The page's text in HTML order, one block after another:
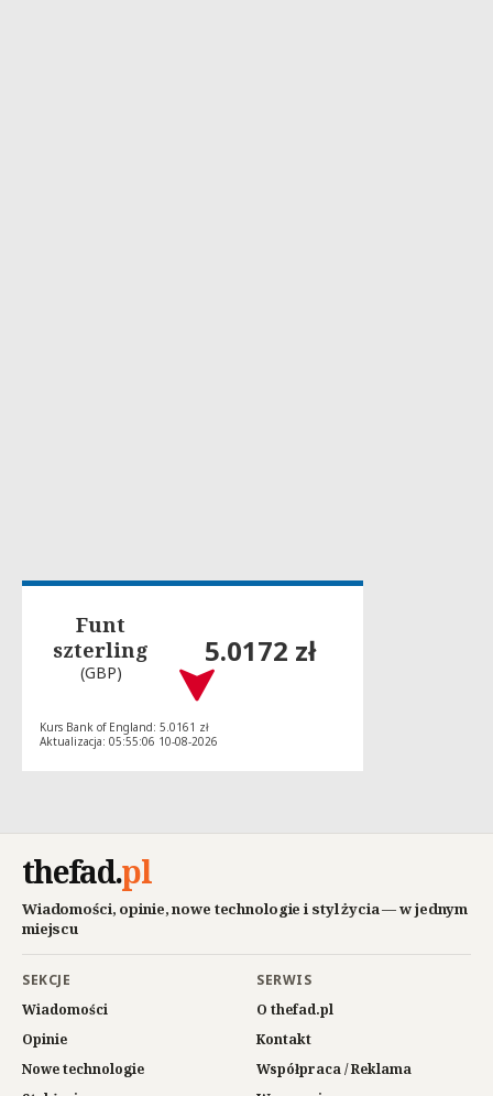
Funt
szterling
(GBP)
5.0172 zł
Kurs Bank of England: 5.0161 zł
Aktualizacja: 05:55:06 10-08-2026
thefad.pl
Wiadomości, opinie, nowe technologie i styl życia — w jednym
miejscu
SEKCJE
Wiadomości
Opinie
Nowe technologie
SERWIS
O thefad.pl
Kontakt
Współpraca / Reklama